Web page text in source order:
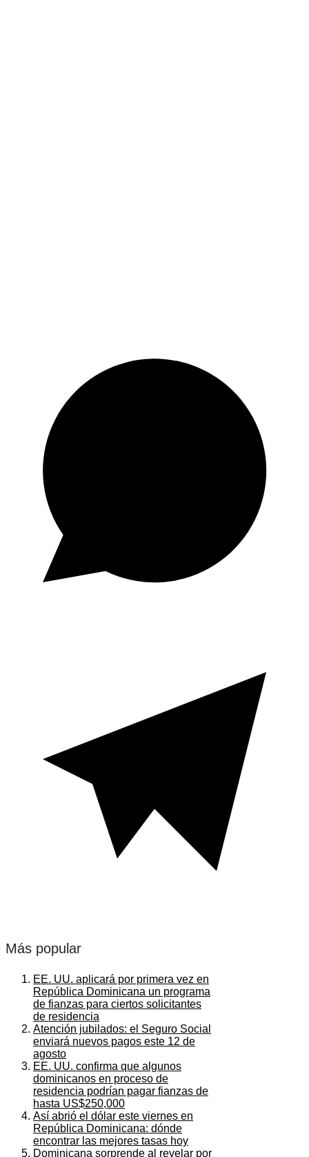
Más popular
EE. UU. aplicará por primera vez en
República Dominicana un programa
de fianzas para ciertos solicitantes
de residencia
Atención jubilados: el Seguro Social
enviará nuevos pagos este 12 de
agosto
EE. UU. confirma que algunos
dominicanos en proceso de
residencia podrían pagar fianzas de
hasta US$250,000
Así abrió el dólar este viernes en
República Dominicana: dónde
encontrar las mejores tasas hoy
Dominicana sorprende al revelar por